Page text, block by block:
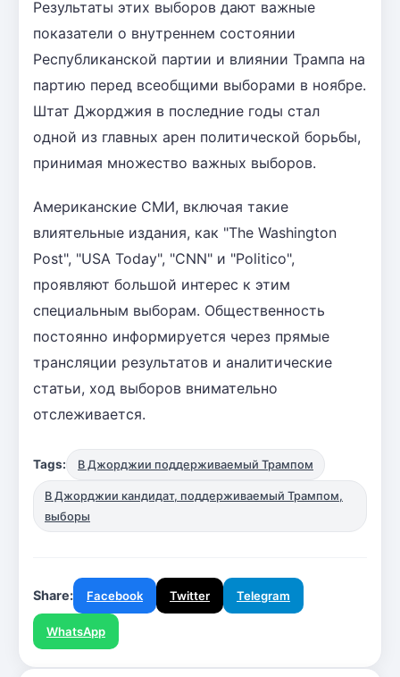
Результаты этих выборов дают важные
показатели о внутреннем состоянии
Республиканской партии и влиянии Трампа на
партию перед всеобщими выборами в ноябре.
Штат Джорджия в последние годы стал
одной из главных арен политической борьбы,
принимая множество важных выборов.
Американские СМИ, включая такие
влиятельные издания, как "The Washington
Post", "USA Today", "CNN" и "Politico",
проявляют большой интерес к этим
специальным выборам. Общественность
постоянно информируется через прямые
трансляции результатов и аналитические
статьи, ход выборов внимательно
отслеживается.
Tags: В Джорджии поддерживаемый Трампом
В Джорджии кандидат, поддерживаемый Трампом,
выборы
Share: Facebook Twitter Telegram
WhatsApp